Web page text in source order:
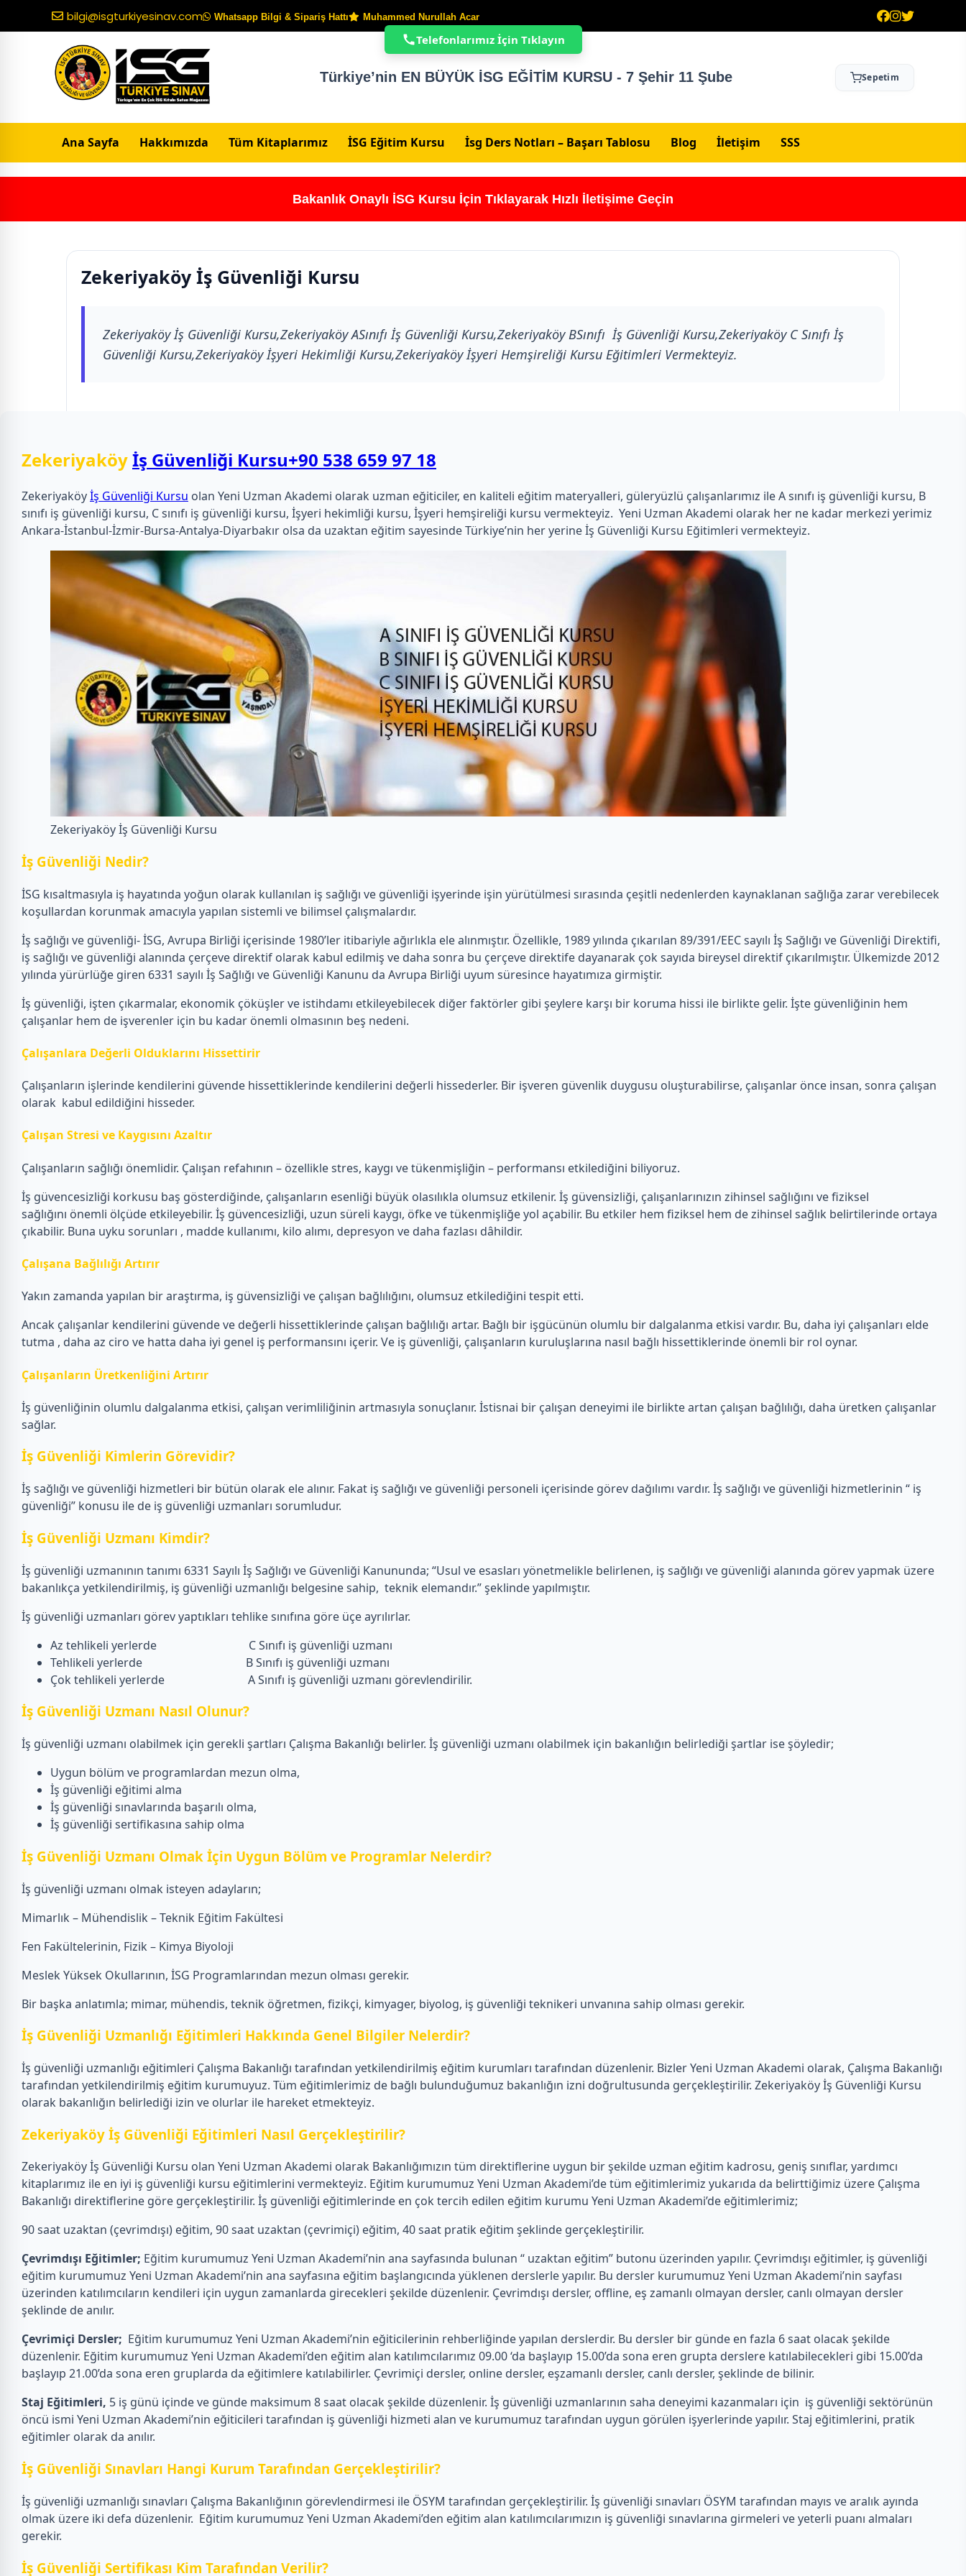
bilgi@isgturkiyesinav.com Whatsapp Bilgi & Sipariş Hattı Muhammed Nurullah Acar
Türkiye’nin EN BÜYÜK İSG EĞİTİM KURSU - 7 Şehir 11 Şube Sepetim
Ana Sayfa Hakkımızda Tüm Kitaplarımız İSG Eğitim Kursu İsg Ders Notları – Başarı Tablosu Blog İletişim SSS
Bakanlık Onaylı İSG Kursu İçin Tıklayarak Hızlı İletişime Geçin
Zekeriyaköy İş Güvenliği Kursu
Zekeriyaköy İş Güvenliği Kursu,Zekeriyaköy ASınıfı İş Güvenliği Kursu,Zekeriyaköy BSınıfı İş Güvenliği Kursu,Zekeriyaköy C Sınıfı İş
Güvenliği Kursu,Zekeriyaköy İşyeri Hekimliği Kursu,Zekeriyaköy İşyeri Hemşireliği Kursu Eğitimleri Vermekteyiz.
Zekeriyaköyİş Güvenliği Kursu+90 538 659 97 18
Zekeriyaköyİş Güvenliği Kursu olan Yeni Uzman Akademi olarak uzman eğiticiler, en kaliteli eğitim materyalleri, güleryüzlü çalışanlarımız ile A sınıfı iş güvenliği kursu, B
sınıfı iş güvenliği kursu, C sınıfı iş güvenliği kursu, İşyeri hekimliği kursu, İşyeri hemşireliği kursu vermekteyiz. Yeni Uzman Akademi olarak her ne kadar merkezi yerimiz
Ankara-İstanbul-İzmir-Bursa-Antalya-Diyarbakır olsa da uzaktan eğitim sayesinde Türkiye’nin her yerine İş Güvenliği Kursu Eğitimleri vermekteyiz.
Zekeriyaköy İş Güvenliği Kursu
İş Güvenliği Nedir?
İSG kısaltmasıyla iş hayatında yoğun olarak kullanılan iş sağlığı ve güvenliği işyerinde işin yürütülmesi sırasında çeşitli nedenlerden kaynaklanan sağlığa zarar verebilecek
koşullardan korunmak amacıyla yapılan sistemli ve bilimsel çalışmalardır.
İş sağlığı ve güvenliği- İSG, Avrupa Birliği içerisinde 1980’ler itibariyle ağırlıkla ele alınmıştır. Özellikle, 1989 yılında çıkarılan 89/391/EEC sayılı İş Sağlığı ve Güvenliği Direktifi,
iş sağlığı ve güvenliği alanında çerçeve direktif olarak kabul edilmiş ve daha sonra bu çerçeve direktife dayanarak çok sayıda bireysel direktif çıkarılmıştır. Ülkemizde 2012
yılında yürürlüğe giren 6331 sayılı İş Sağlığı ve Güvenliği Kanunu da Avrupa Birliği uyum süresince hayatımıza girmiştir.
İş güvenliği, işten çıkarmalar, ekonomik çöküşler ve istihdamı etkileyebilecek diğer faktörler gibi şeylere karşı bir koruma hissi ile birlikte gelir. İşte güvenliğinin hem
çalışanlar hem de işverenler için bu kadar önemli olmasının beş nedeni.
Çalışanlara Değerli Olduklarını Hissettirir
Çalışanların işlerinde kendilerini güvende hissettiklerinde kendilerini değerli hissederler. Bir işveren güvenlik duygusu oluşturabilirse, çalışanlar önce insan, sonra çalışan
olarak kabul edildiğini hisseder.
Çalışan Stresi ve Kaygısını Azaltır
Çalışanların sağlığı önemlidir. Çalışan refahının – özellikle stres, kaygı ve tükenmişliğin – performansı etkilediğini biliyoruz.
İş güvencesizliği korkusu baş gösterdiğinde, çalışanların esenliği büyük olasılıkla olumsuz etkilenir. İş güvensizliği, çalışanlarınızın zihinsel sağlığını ve fiziksel
sağlığını önemli ölçüde etkileyebilir. İş güvencesizliği, uzun süreli kaygı, öfke ve tükenmişliğe yol açabilir. Bu etkiler hem fiziksel hem de zihinsel sağlık belirtilerinde ortaya
çıkabilir. Buna uyku sorunları , madde kullanımı, kilo alımı, depresyon ve daha fazlası dâhildir.
Çalışana Bağlılığı Artırır
Yakın zamanda yapılan bir araştırma, iş güvensizliği ve çalışan bağlılığını, olumsuz etkilediğini tespit etti.
Ancak çalışanlar kendilerini güvende ve değerli hissettiklerinde çalışan bağlılığı artar. Bağlı bir işgücünün olumlu bir dalgalanma etkisi vardır. Bu, daha iyi çalışanları elde
tutma , daha az ciro ve hatta daha iyi genel iş performansını içerir. Ve iş güvenliği, çalışanların kuruluşlarına nasıl bağlı hissettiklerinde önemli bir rol oynar.
Çalışanların Üretkenliğini Artırır
İş güvenliğinin olumlu dalgalanma etkisi, çalışan verimliliğinin artmasıyla sonuçlanır. İstisnai bir çalışan deneyimi ile birlikte artan çalışan bağlılığı, daha üretken çalışanlar
sağlar.
İş Güvenliği Kimlerin Görevidir?
İş sağlığı ve güvenliği hizmetleri bir bütün olarak ele alınır. Fakat iş sağlığı ve güvenliği personeli içerisinde görev dağılımı vardır. İş sağlığı ve güvenliği hizmetlerinin “ iş
güvenliği” konusu ile de iş güvenliği uzmanları sorumludur.
İş Güvenliği Uzmanı Kimdir?
İş güvenliği uzmanının tanımı 6331 Sayılı İş Sağlığı ve Güvenliği Kanununda; “Usul ve esasları yönetmelikle belirlenen, iş sağlığı ve güvenliği alanında görev yapmak üzere
bakanlıkça yetkilendirilmiş, iş güvenliği uzmanlığı belgesine sahip, teknik elemandır.” şeklinde yapılmıştır.
İş güvenliği uzmanları görev yaptıkları tehlike sınıfına göre üçe ayrılırlar.
Az tehlikeli yerlerde C Sınıfı iş güvenliği uzmanı
Tehlikeli yerlerde B Sınıfı iş güvenliği uzmanı
Çok tehlikeli yerlerde A Sınıfı iş güvenliği uzmanı görevlendirilir.
İş Güvenliği Uzmanı Nasıl Olunur?
İş güvenliği uzmanı olabilmek için gerekli şartları Çalışma Bakanlığı belirler. İş güvenliği uzmanı olabilmek için bakanlığın belirlediği şartlar ise şöyledir;
Uygun bölüm ve programlardan mezun olma,
İş güvenliği eğitimi alma
İş güvenliği sınavlarında başarılı olma,
İş güvenliği sertifikasına sahip olma
İş Güvenliği Uzmanı Olmak İçin Uygun Bölüm ve Programlar Nelerdir?
İş güvenliği uzmanı olmak isteyen adayların;
Mimarlık – Mühendislik – Teknik Eğitim Fakültesi
Fen Fakültelerinin, Fizik – Kimya Biyoloji
Meslek Yüksek Okullarının, İSG Programlarından mezun olması gerekir.
Bir başka anlatımla; mimar, mühendis, teknik öğretmen, fizikçi, kimyager, biyolog, iş güvenliği teknikeri unvanına sahip olması gerekir.
İş Güvenliği Uzmanlığı Eğitimleri Hakkında Genel Bilgiler Nelerdir?
İş güvenliği uzmanlığı eğitimleri Çalışma Bakanlığı tarafından yetkilendirilmiş eğitim kurumları tarafından düzenlenir. Bizler Yeni Uzman Akademi olarak, Çalışma Bakanlığı
tarafından yetkilendirilmiş eğitim kurumuyuz. Tüm eğitimlerimiz de bağlı bulunduğumuz bakanlığın izni doğrultusunda gerçekleştirilir. Zekeriyaköy İş Güvenliği Kursu
olarak bakanlığın belirlediği izin ve olurlar ile hareket etmekteyiz.
Zekeriyaköy İş Güvenliği Eğitimleri Nasıl Gerçekleştirilir?
Zekeriyaköy İş Güvenliği Kursu olan Yeni Uzman Akademi olarak Bakanlığımızın tüm direktiflerine uygun bir şekilde uzman eğitim kadrosu, geniş sınıflar, yardımcı
kitaplarımız ile en iyi iş güvenliği kursu eğitimlerini vermekteyiz. Eğitim kurumumuz Yeni Uzman Akademi’de tüm eğitimlerimiz yukarıda da belirttiğimiz üzere Çalışma
Bakanlığı direktiflerine göre gerçekleştirilir. İş güvenliği eğitimlerinde en çok tercih edilen eğitim kurumu Yeni Uzman Akademi’de eğitimlerimiz;
90 saat uzaktan (çevrimdışı) eğitim, 90 saat uzaktan (çevrimiçi) eğitim, 40 saat pratik eğitim şeklinde gerçekleştirilir.
Çevrimdışı Eğitimler; Eğitim kurumumuz Yeni Uzman Akademi’nin ana sayfasında bulunan “ uzaktan eğitim” butonu üzerinden yapılır. Çevrimdışı eğitimler, iş güvenliği
eğitim kurumumuz Yeni Uzman Akademi’nin ana sayfasına eğitim başlangıcında yüklenen derslerle yapılır. Bu dersler kurumumuz Yeni Uzman Akademi’nin sayfası
üzerinden katılımcıların kendileri için uygun zamanlarda girecekleri şekilde düzenlenir. Çevrimdışı dersler, offline, eş zamanlı olmayan dersler, canlı olmayan dersler
şeklinde de anılır.
Çevrimiçi Dersler; Eğitim kurumumuz Yeni Uzman Akademi’nin eğiticilerinin rehberliğinde yapılan derslerdir. Bu dersler bir günde en fazla 6 saat olacak şekilde
düzenlenir. Eğitim kurumumuz Yeni Uzman Akademi’den eğitim alan katılımcılarımız 09.00 ‘da başlayıp 15.00’da sona eren grupta derslere katılabilecekleri gibi 15.00’da
başlayıp 21.00’da sona eren gruplarda da eğitimlere katılabilirler. Çevrimiçi dersler, online dersler, eşzamanlı dersler, canlı dersler, şeklinde de bilinir.
Staj Eğitimleri, 5 iş günü içinde ve günde maksimum 8 saat olacak şekilde düzenlenir. İş güvenliği uzmanlarının saha deneyimi kazanmaları için iş güvenliği sektörünün
öncü ismi Yeni Uzman Akademi’nin eğiticileri tarafından iş güvenliği hizmeti alan ve kurumumuz tarafından uygun görülen işyerlerinde yapılır. Staj eğitimlerini, pratik
eğitimler olarak da anılır.
İş Güvenliği Sınavları Hangi Kurum Tarafından Gerçekleştirilir?
İş güvenliği uzmanlığı sınavları Çalışma Bakanlığının görevlendirmesi ile ÖSYM tarafından gerçekleştirilir. İş güvenliği sınavları ÖSYM tarafından mayıs ve aralık ayında
olmak üzere iki defa düzenlenir. Eğitim kurumumuz Yeni Uzman Akademi’den eğitim alan katılımcılarımızın iş güvenliği sınavlarına girmeleri ve yeterli puanı almaları
gerekir.
İş Güvenliği Sertifikası Kim Tarafından Verilir?
Telefonlarımız İçin Tıklayın